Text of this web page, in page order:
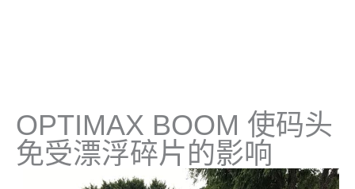
OPTIMAX BOOM 使码头
免受漂浮碎片的影响